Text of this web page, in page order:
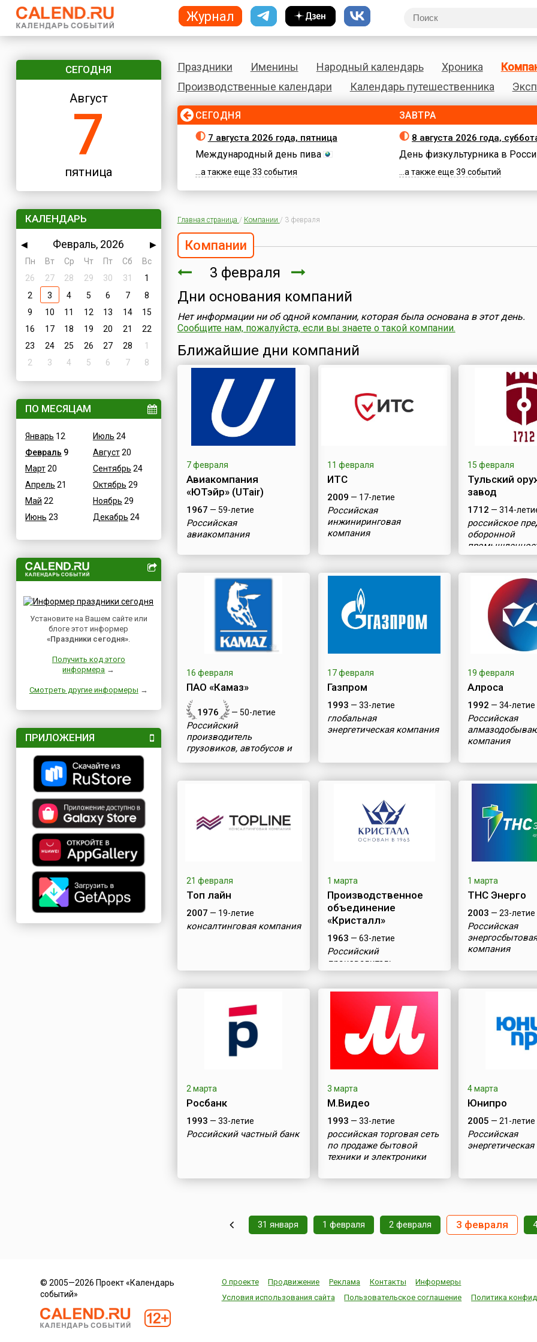
СЕГОДНЯ
Август
7
пятница
КАЛЕНДАРЬ
◀ Февраль, 2026
▶
Пн
Вт Ср Чт Пт Сб
Вс
26
27 28 29 30 31
1
2
3 4 5 6 7
8
9
10 11 12 13 14
15
16
17 18 19 20 21
22
23
24 25 26 27 28
1
2
3 4 5 6 7 8
ПО МЕСЯЦАМ
Январь 12
Февраль 9
Март20
Апрель 21
Май 22
Июнь 23
Июль 24
Август20
Сентябрь 24
Октябрь 29
Ноябрь 29
Декабрь 24
Установите на Вашем сайте или
блоге этот информер
«Праздники сегодня».
Получить код этого
информера →
Смотреть другие информеры →
ПРИЛОЖЕНИЯ
Праздники Именины Народный календарь Хроника
Производственные календари
Календарь путешественника
СЕГОДНЯ
7 августа 2026 года, пятница
Международный день пива
...а также еще 33 события
ЗАВТРА
8 августа 2026 года,
День физкультурника в
...а также еще 39 событий
Главная страница / Компании / 3 февраля
Компании
3 февраля
Дни основания компаний
Нет информации ни об одной компании, которая была основана в этот день.
Сообщите нам, пожалуйста, если вы знаете о такой компании.
Ближайшие дни компаний
7 февраля
Авиакомпания
«ЮТэйр» (UTair)
1967 — 59-летие
Российская
авиакомпания
11 февраля
ИТС
2009 — 17-летие
Российская
инжиниринговая
компания
15 февраля
Тульский
завод
1712 — 314-
российское
оборонной
16 февраля
ПАО «Камаз»
1976 — 50-летие
Российский
производитель
грузовиков, автобусов и
17 февраля
Газпром
1993 — 33-летие
глобальная
энергетическая компания
19 февраля
Алроса
1992 — 34-летие
Российская
компания
21 февраля
Топ лайн
2007 — 19-летие
консалтинговая компания
1 марта
Производственное
объединение
«Кристалл»
1963 — 63-летие
Российский
производитель
бриллиантов
1 марта
ТНС Энерго
2003 — 23-летие
Российская
компания
2 марта
Росбанк
1993 — 33-летие
Российский частный банк
3 марта
М.Видео
1993 — 33-летие
российская торговая сеть
по продаже бытовой
техники и электроники
4 марта
Юнипро
2005 — 21-летие
Российская
31 января 1 февраля 2 февраля 3 февраля
© 2005—2026 Проект «Календарь
событий»
О проекте Продвижение Реклама Контакты
Информеры
Условия использования сайта
Пользовательское соглашение Политика
Журнал